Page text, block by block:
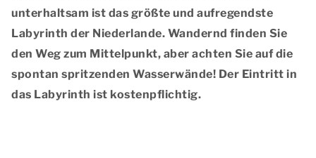
unterhaltsam ist das größte und aufregendste
Labyrinth der Niederlande. Wandernd finden Sie
den Weg zum Mittelpunkt, aber achten Sie auf die
spontan spritzenden Wasserwände! Der Eintritt in
das Labyrinth ist kostenpflichtig.